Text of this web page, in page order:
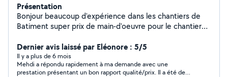
Présentation
Bonjour beaucoup d'expérience dans les chantiers de
Batiment super prix de main-d'oeuvre pour le chantier
-électricité -plomberie -montage de cuisine -décoration
- _super qualité de travail très rapide livraison des
marchandises gratuite devis gratuite merci mes voisins
Dernier avis laissé par Eléonore : 5/5
Il y a plus de 6 mois
Mehdi a répondu rapidement à ma demande avec une
prestation présentant un bon rapport qualité/prix. Il a été de